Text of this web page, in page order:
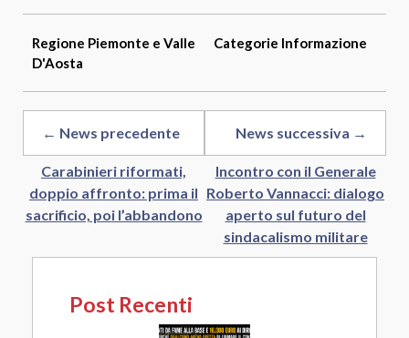
Regione Piemonte e Valle
D'Aosta
Categorie Informazione
← News precedente
Carabinieri riformati,
doppio affronto: prima il
sacrificio, poi l’abbandono
News successiva →
Incontro con il Generale
Roberto Vannacci: dialogo
aperto sul futuro del
sindacalismo militare
Post Recenti